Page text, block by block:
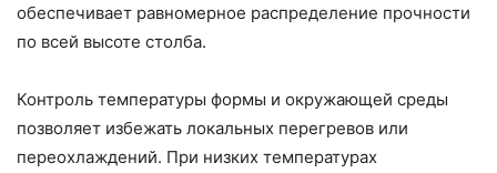
обеспечивает равномерное распределение прочности
по всей высоте столба.
Контроль температуры формы и окружающей среды
позволяет избежать локальных перегревов или
переохлаждений. При низких температурах